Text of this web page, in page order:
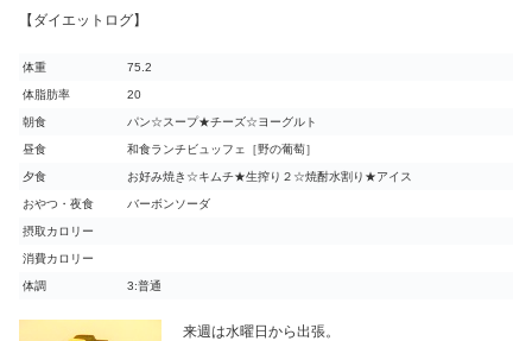
【ダイエットログ】
体重 75.2
体脂肪率 20
朝食 パン☆スープ★チーズ☆ヨーグルト
昼食 和食ランチビュッフェ［野の葡萄］
夕食 お好み焼き☆キムチ★生搾り２☆焼酎水割り★アイス
おやつ・夜食 バーボンソーダ
摂取カロリー
消費カロリー
体調 3:普通
来週は水曜日から出張。